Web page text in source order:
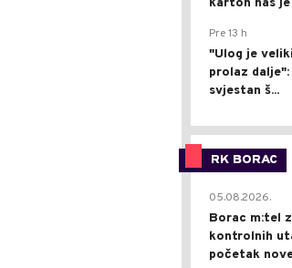
karton nas
Pre 13 h
"Ulog je
prolaz
svjestan š...
RK BORAC
05.08.2026.
Borac m:tel
kontrolnih
početak